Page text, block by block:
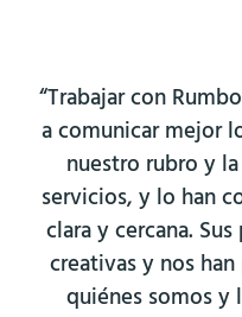
“Trabajar con
a comunicar mejor
nuestro rubro y
servicios, y lo han
clara y cercana.
creativas y nos
quiénes somos y